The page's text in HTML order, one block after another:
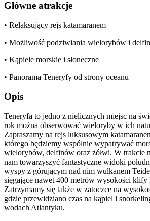
Główne atrakcje
• Relaksujący rejs katamaranem
• Możliwość podziwiania wielorybów i
• Kąpiele morskie i słoneczne
• Panorama Teneryfy od strony oceanu
Opis
Teneryfa to jedno z nielicznych miejsc na
rok można obserwować wieloryby w ich
Zapraszamy na rejs luksusowym
którego będziemy wspólnie wypatrywać
wielorybów, delfinów oraz żółwi. W trakcie
nam towarzyszyć fantastyczne widoki
wyspy z górującym nad nim wulkanem
sięgające nawet 400 metrów wysokości klify
Zatrzymamy się także w zatoczce na
gdzie przewidziano czas na kąpiel i
wodach Atlantyku.